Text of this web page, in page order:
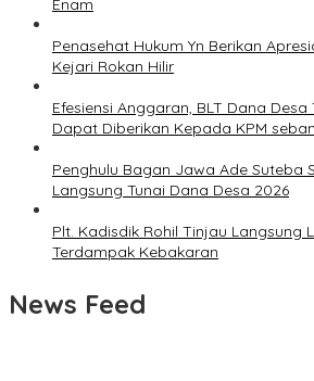
Enam
Penasehat Hukum Yn Berikan
Kejari Rokan Hilir
Efesiensi Anggaran, BLT Dana
Dapat Diberikan Kepada KPM
Penghulu Bagan Jawa Ade Suteba
Langsung Tunai Dana Desa 2026
Plt. Kadisdik Rohil Tinjau Langsung
Terdampak Kebakaran
News Feed